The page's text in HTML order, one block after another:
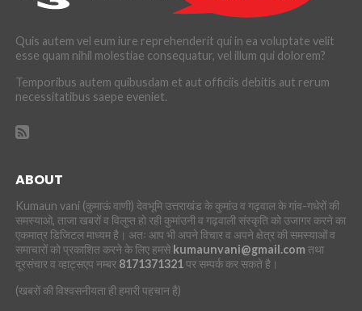
Quis autem vel eum iure reprehenderit qui in ea voluptate velit
esse quam nihil molestiae consequatur, vel illum qui dolorem?
Temporibus autem quibusdam et aut officiis debitis aut rerum
necessitatibus saepe eveniet.
ABOUT
Kumaun vani (कुमाऊं वाणी) देवभूमि उत्तराखंड के कुमांउ व गढ़वाल के गांव-गधेरों की
समस्याओ, ताजा खबरों व विलुप्त हो रही कुमांउनी व गढ़वाली संस्कृति को उजागर करने का
एकमात्र डिजिटल माध्यम है। अतः आप भी अपने विचार व अपने क्षेत्र की समस्याओं व
समाचारों को प्रकाशित करने के लिए हमसे kumaunvani@gmail.com तथा
दूरसंचार व व्हाट्सएप नम्बर 8171371321पर सम्पर्क कर सकते है।
(खबरों की विश्वसनीयता ही हमारी पहचान है)